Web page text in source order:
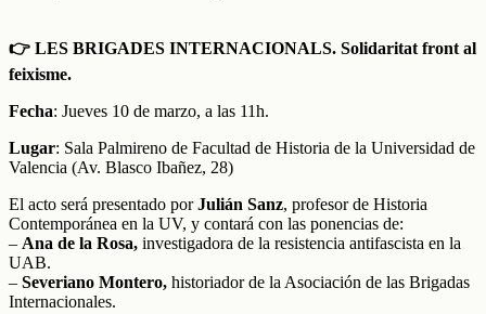
👉 LES BRIGADES INTERNACIONALS. Solidaritat front al
feixisme.
Fecha: Jueves 10 de marzo, a las 11h.
Lugar: Sala Palmireno de Facultad de Historia de la Universidad de
Valencia (Av. Blasco Ibañez, 28)
El acto será presentado porJulián Sanz, profesor de Historia
Contemporánea en la UV, y contará con las ponencias de:
– Ana de la Rosa, investigadora de la resistencia antifascista en la
UAB.
– Severiano Montero, historiador de la Asociación de las Brigadas
Internacionales.